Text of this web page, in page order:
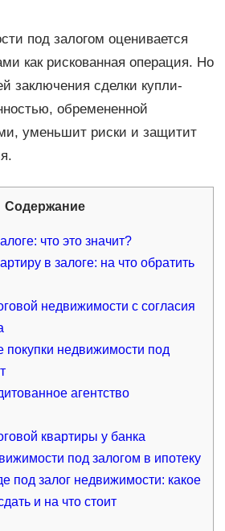
под залогом оценивается
как рискованная операция. Но
заключения сделки купли-
обремененной
уменьшит риски и защитит
Содержание
что это значит?
в залоге: на что обратить
недвижимости с согласия
недвижимости под
агентство
квартиры у банка
под залогом в ипотеку
под залог недвижимости: какое
и на что стоит